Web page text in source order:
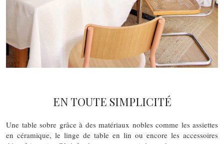
EN TOUTE SIMPLICITÉ
Une table sobre grâce à des matériaux nobles comme les assiettes
en céramique, le linge de table en lin ou encore les accessoires